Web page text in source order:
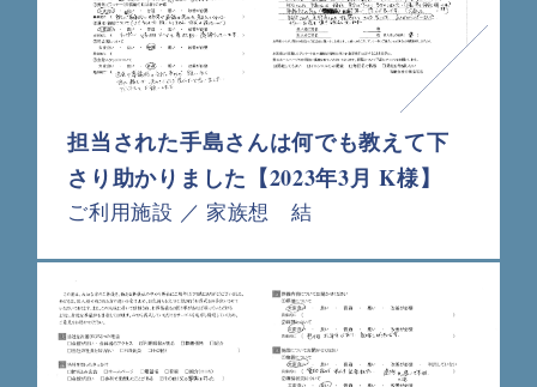
担当された手島さんは何でも教えて下
さり助かりました【2023年3月 K様】
ご利用施設 ／ 家族想 結